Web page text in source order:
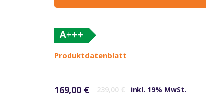
A+++
Produktdatenblatt
239,00€
169,00 € inkl. 19% MwSt.